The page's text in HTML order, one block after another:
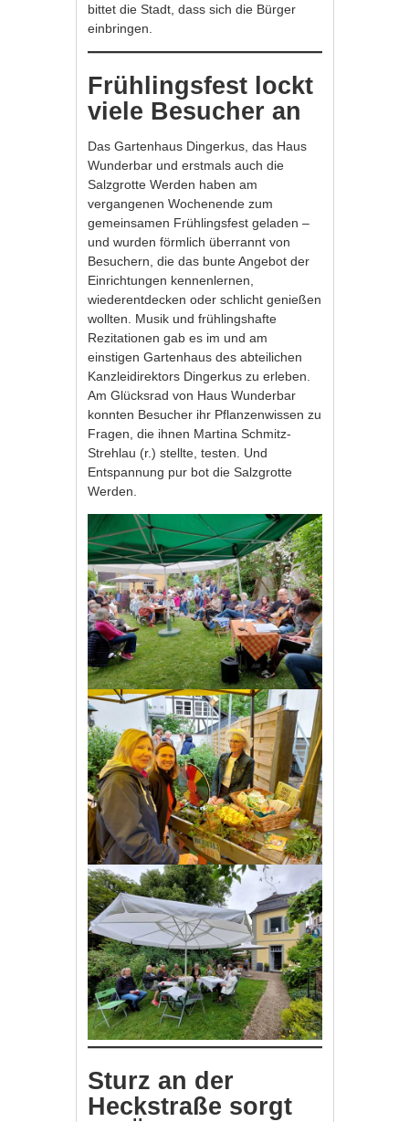
bittet die Stadt, dass sich die Bürger
einbringen.
Frühlingsfest lockt
viele Besucher an
Das Gartenhaus Dingerkus, das Haus
Wunderbar und erstmals auch die
Salzgrotte Werden haben am
vergangenen Wochenende zum
gemeinsamen Frühlingsfest geladen –
und wurden förmlich überrannt von
Besuchern, die das bunte Angebot der
Einrichtungen kennenlernen,
wiederentdecken oder schlicht genießen
wollten. Musik und frühlingshafte
Rezitationen gab es im und am
einstigen Gartenhaus des abteilichen
Kanzleidirektors Dingerkus zu erleben.
Am Glücksrad von Haus Wunderbar
konnten Besucher ihr Pflanzenwissen zu
Fragen, die ihnen Martina Schmitz-
Strehlau (r.) stellte, testen. Und
Entspannung pur bot die Salzgrotte
Werden.
Sturz an der
Heckstraße sorgt